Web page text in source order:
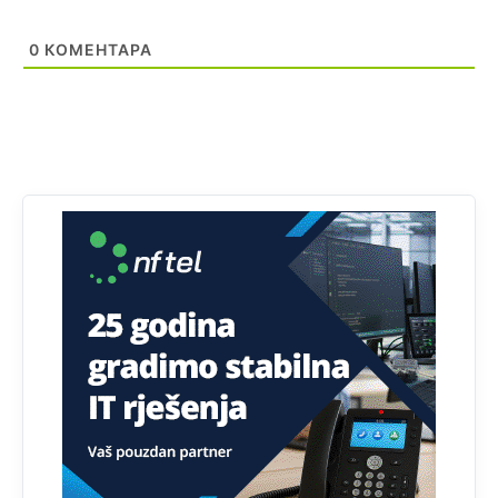
0 КОМЕНТАРА
pusti ih ciganija...pocetkom ovog vjeka,neko rece za
Radovana i Ratka kaki su oni srbi...i poce dalje da
besjedi znam ja dobro sta je bilo u Ag-ci...
Proguglajte
Анонимно2810587 11:21
O kako su cudni lvi ljudi,uzeli bi sve da mogu...a ja srce
svima fajem,radujem se tudjoj sreci.I ko ima i ko nema
na iso ce mjesto leci!